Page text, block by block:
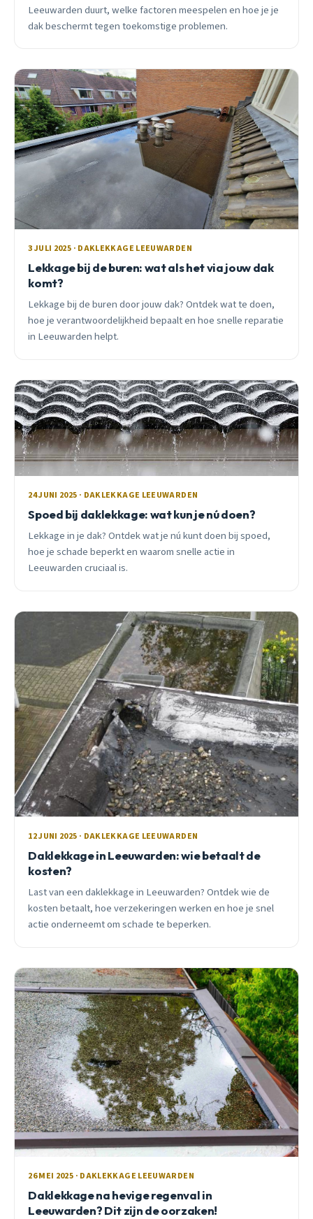
Leeuwarden duurt, welke factoren meespelen en hoe je je
dak beschermt tegen toekomstige problemen.
3 JULI 2025 · DAKLEKKAGE LEEUWARDEN
Lekkage bij de buren: wat als het via jouw dak
komt?
Lekkage bij de buren door jouw dak? Ontdek wat te doen,
hoe je verantwoordelijkheid bepaalt en hoe snelle reparatie
in Leeuwarden helpt.
24 JUNI 2025 · DAKLEKKAGE LEEUWARDEN
Spoed bij daklekkage: wat kun je nú doen?
Lekkage in je dak? Ontdek wat je nú kunt doen bij spoed,
hoe je schade beperkt en waarom snelle actie in
Leeuwarden cruciaal is.
12 JUNI 2025 · DAKLEKKAGE LEEUWARDEN
Daklekkage in Leeuwarden: wie betaalt de
kosten?
Last van een daklekkage in Leeuwarden? Ontdek wie de
kosten betaalt, hoe verzekeringen werken en hoe je snel
actie onderneemt om schade te beperken.
26 MEI 2025 · DAKLEKKAGE LEEUWARDEN
Daklekkage na hevige regenval in
Leeuwarden? Dit zijn de oorzaken!